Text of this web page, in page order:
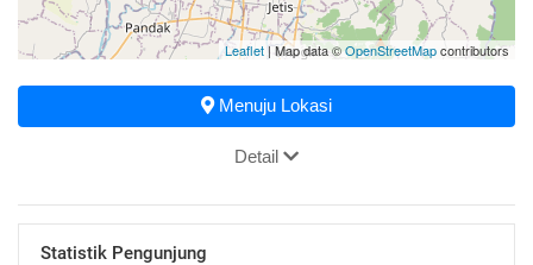
Leaflet| Map data ©OpenStreetMapcontributors
Menuju Lokasi
Detail
Statistik Pengunjung